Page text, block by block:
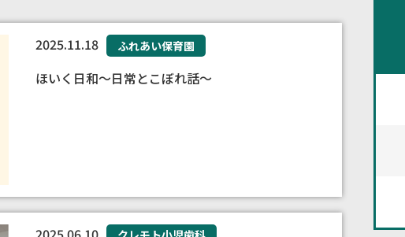
2025.11.18 ふれあい保育園
ほいく日和〜日常とこぼれ話〜